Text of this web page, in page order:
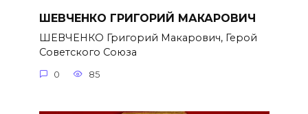
ШЕВЧЕНКО ГРИГОРИЙ МАКАРОВИЧ
ШЕВЧЕНКО Григорий Макарович, Герой
Советского Союза
0 85